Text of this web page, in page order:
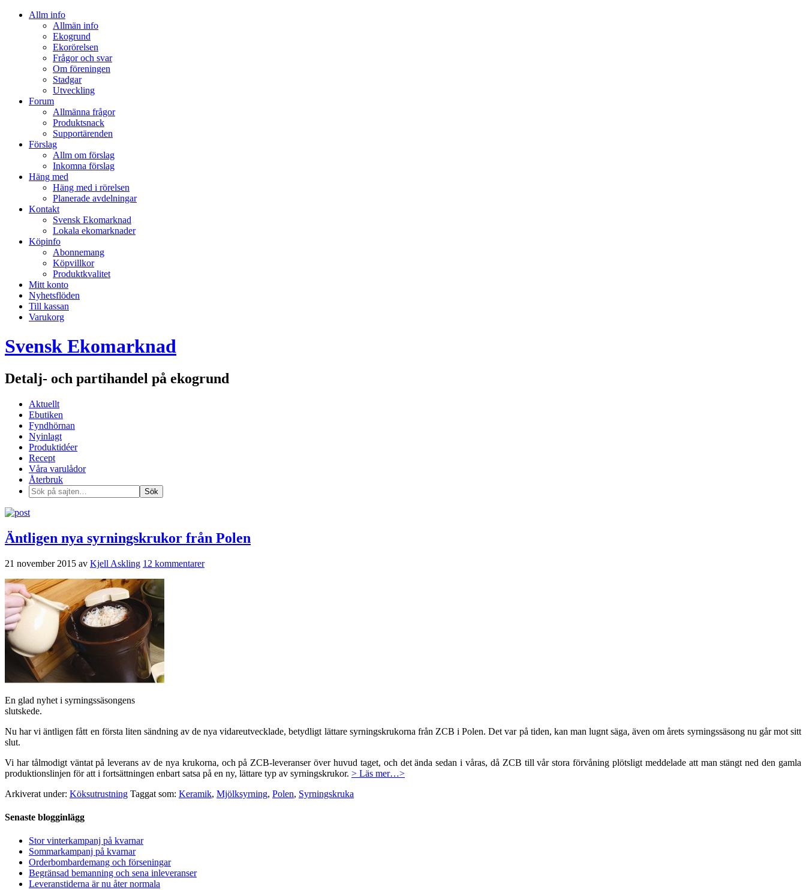
Allm info
Allmän info
Ekogrund
Ekorörelsen
Frågor och svar
Om föreningen
Stadgar
Utveckling
Forum
Allmänna frågor
Produktsnack
Supportärenden
Förslag
Allm om förslag
Inkomna förslag
Häng med
Häng med i rörelsen
Planerade avdelningar
Kontakt
Svensk Ekomarknad
Lokala ekomarknader
Köpinfo
Abonnemang
Köpvillkor
Produktkvalitet
Mitt konto
Nyhetsflöden
Till kassan
Varukorg
Svensk Ekomarknad
Detalj- och partihandel på ekogrund
Aktuellt
Ebutiken
Fyndhörnan
Nyinlagt
Produktidéer
Recept
Våra varulådor
Återbruk
Äntligen nya syrningskrukor från Polen
21 november 2015 av Kjell Askling 12 kommentarer
En glad nyhet i syrningssäsongens
slutskede.
Nu har vi äntligen fått en första liten sändning av de nya vidareutvecklade, betydligt lättare syrningskrukorna från ZCB i Polen. Det var på tiden, kan man lugnt säga, även om årets syrningssäsong nu går mot sitt
slut.
Vi har tålmodigt väntat på leverans av de nya krukorna, och på ZCB-leveranser över huvud taget, och det ända sedan i våras, då ZCB till vår stora förvåning plötsligt meddelade att man stängt ned den gamla
produktionslinjen för att i fortsättningen enbart satsa på en ny, lättare typ av syrningskrukor. > Läs mer…>
Arkiverat under: Köksutrustning Taggat som: Keramik, Mjölksyrning, Polen, Syrningskruka
Senaste blogginlägg
Stor vinterkampanj på kvarnar
Sommarkampanj på kvarnar
Orderbombardemang och förseningar
Begränsad bemanning och sena inleveranser
Leveranstiderna är nu åter normala